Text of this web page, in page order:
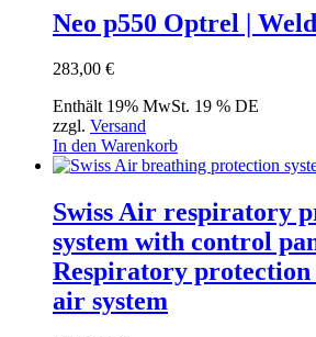
Neo p550 Optrel |
283,00 €
Enthält 19% MwSt. 19 % DE
zzgl. Versand
In den Warenkorb
Swiss Air respiratory
system with control
Respiratory
air system